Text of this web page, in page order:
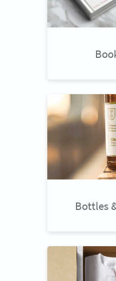
Bottles